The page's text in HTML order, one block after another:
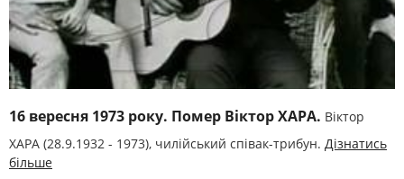
16 вересня 1973 року. Помер Віктор ХАРА. Віктор
ХАРА (28.9.1932 - 1973), чилійський співак-трибун. Дізнатись
більше